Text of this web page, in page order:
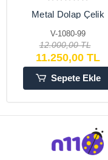
Metal Dolap Çelik
Dolapları Arşiv ,
Garaj , Bahçe , Kiler ,
Balkon
V-1080-99
12.000,00 TL
11.250,00 TL
Sepete Ekle